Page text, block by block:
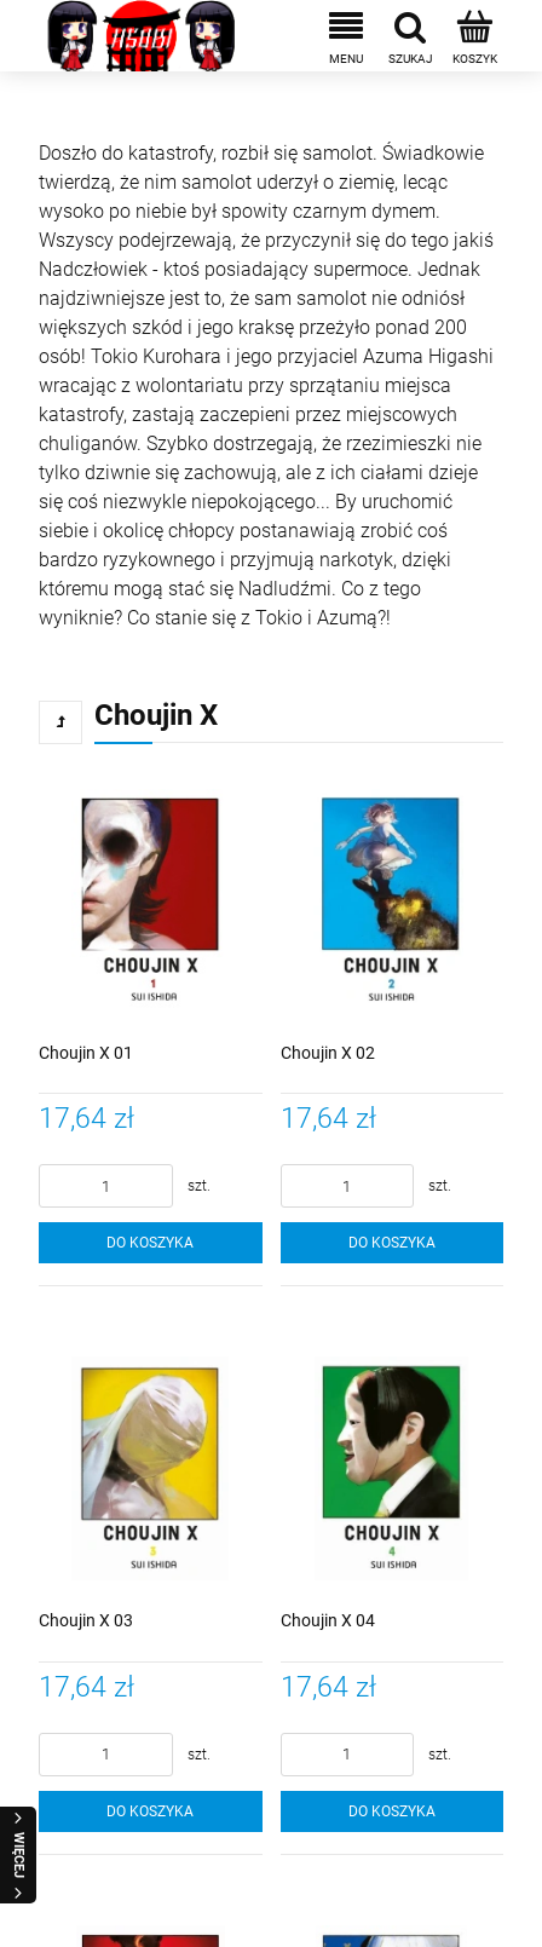
WIĘCEJ
Doszło do katastrofy, rozbił się samolot. Świadkowie
twierdzą, że nim samolot uderzył o ziemię, lecąc
wysoko po niebie był spowity czarnym dymem.
Wszyscy podejrzewają, że przyczynił się do tego jakiś
Nadczłowiek - ktoś posiadający supermoce. Jednak
najdziwniejsze jest to, że sam samolot nie odniósł
większych szkód i jego kraksę przeżyło ponad 200
osób! Tokio Kurohara i jego przyjaciel Azuma Higashi
wracając z wolontariatu przy sprzątaniu miejsca
katastrofy, zastają zaczepieni przez miejscowych
chuliganów. Szybko dostrzegają, że rzezimieszki nie
tylko dziwnie się zachowują, ale z ich ciałami dzieje
się coś niezwykle niepokojącego... By uruchomić
siebie i okolicę chłopcy postanawiają zrobić coś
bardzo ryzykownego i przyjmują narkotyk, dzięki
któremu mogą stać się Nadludźmi. Co z tego
wyniknie? Co stanie się z Tokio i Azumą?!
Choujin X
Choujin X 01
17,64 zł
szt.
DO KOSZYKA
Choujin X 02
17,64 zł
szt.
DO KOSZYKA
Choujin X 03
17,64 zł
szt.
DO KOSZYKA
Choujin X 04
17,64 zł
szt.
DO KOSZYKA